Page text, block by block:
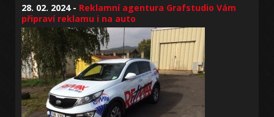
28. 02. 2024 - Reklamní agentura Grafstudio Vám
připraví reklamu i na auto